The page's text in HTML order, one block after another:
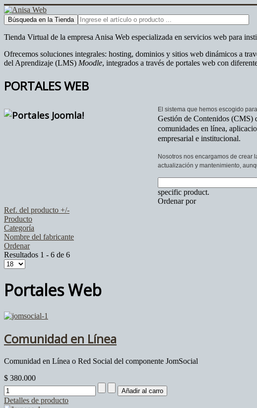
Tienda Virtual de la empresa Anisa Web especializada en servicios web para
Ofrecemos soluciones integrales: hosting, dominios y sitios web dinámicos a
del Aprendizaje (LMS) Moodle, integrados a través de portales web con
PORTALES WEB
El sistema que hemos escogido
Gestión de Contenidos (CMS)
comunidades en línea,
empresarial e institucional.
Nosotros nos encargamos de crear
actualización y mantenimiento,
specific product.
Ordenar por
Ref. del producto +/-
Producto
Categoría
Nombre del fabricante
Ordenar
Resultados 1 - 6 de 6
Portales Web
Comunidad en Línea
Comunidad en Línea o Red Social del componente JomSocial
$ 380.000
Detalles de producto